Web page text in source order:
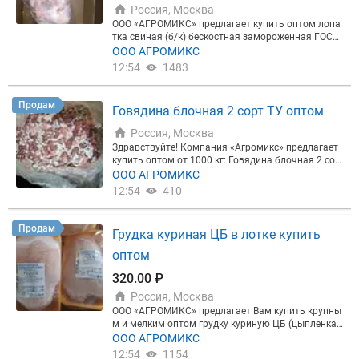
имминг 70/30 ВМК (Сухой) Свин Тримминг 80/20
МК (Сухой) Свин Тримминг 90/10 ВМК (Сухой) Св.
Ребро Лента мон зам. Калуж. Св. Ребро с грудинк
и Экспорт (КМПЗ) в/у Св. Ребро Дачные (Миратор
Россия, Москва
ООО «АГРОМИКС» предлагает купить оптом лопа
тка свиная (б/к) бескостная замороженная ГОСТ,
производства Россия, разные производители. Пр
одукт без воды или других наполнителей для вес
нологий инъектирования и накачки мясных отруб
цию, соответствующую ГОСТу. Отгрузка из Москв
ООО АГРОМИКС
12:54
1483
Продам Говядина блочная 2 сорт ТУ оптом
Россия, Москва
Здравствуйте! Компания «Агромикс» предлагает
купить оптом от 1000 кг: Говядина блочная 2 сор
т ТУ от производителя из РФ. Отгрузка со склада
в Москве, ул. Рябиновая, дом 47. Добро пожалов
ООО АГРОМИКС
12:54
410
Продам
Грудка куриная ЦБ в лотке купить
оптом
320.00 ₽
Россия, Москва
ООО «АГРОМИКС» предлагает Вам купить крупны
м и мелким оптом грудку куриную ЦБ (цыпленка-
бройлера) в лотке от производителя «Ситно». Све
жие даты. Срок годности 6 месяцев. Товар в нали
ООО АГРОМИКС
12:54
1154